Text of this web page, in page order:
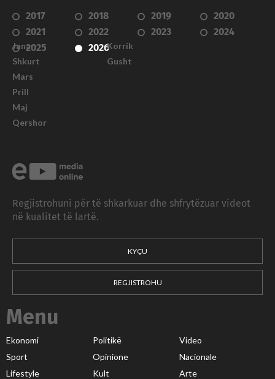
2017 2018 2019
2020
2021
2022 2023
2024
2025
2026
Janar
Shkurt
Mars
Prill
Maj
Qershor
Korrik
Gusht
Regjistrohuni për të shkarkuar dhe shfrytëzuar videot
në kualitet të lartë.
KYÇU
REGJISTROHU
Menu
Ekonomi Politikë
Video
Sport
Opinione
Nacionale
Lifestyle
Kult Arte